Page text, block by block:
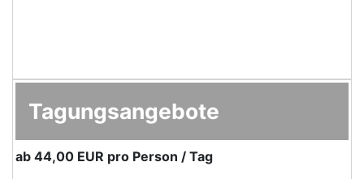
Tagungsangebote
ab 44,00 EUR pro Person / Tag